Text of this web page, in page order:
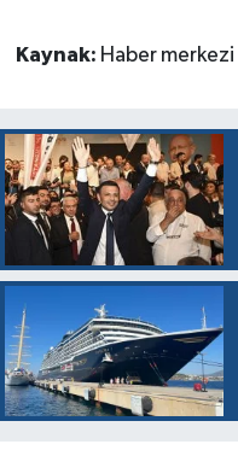
Kaynak: Haber merkezi